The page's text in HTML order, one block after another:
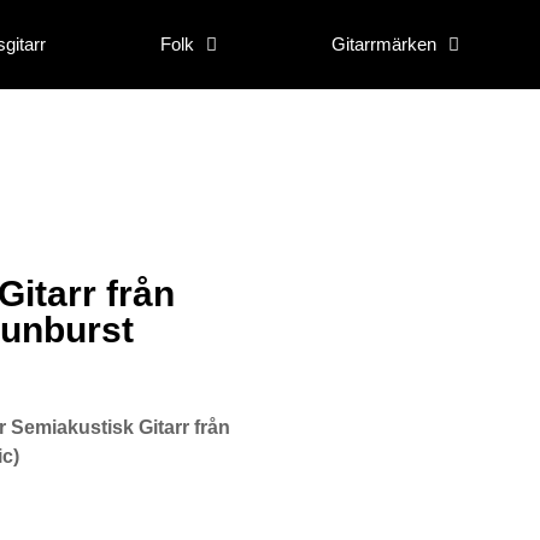
Folk Gitarrmärken
från
Semiakustisk Gitarr från